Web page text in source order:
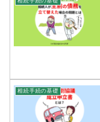
相続手続の基礎